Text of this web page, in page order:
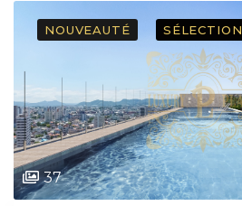
NOUVEAUTÉ SÉLECTION
37